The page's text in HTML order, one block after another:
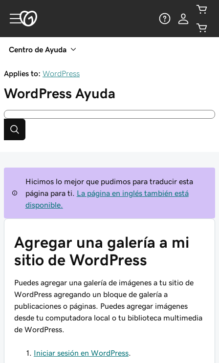
Centro de Ayuda
Applies to: WordPress
WordPress Ayuda
Hicimos lo mejor que pudimos para traducir esta
página para ti.
La página en inglés también está
disponible.
Agregar una galería a mi
sitio de WordPress
Puedes agregar una galería de imágenes a tu sitio de
WordPress agregando un bloque de galería a
publicaciones o páginas. Puedes agregar imágenes
desde tu computadora local o tu biblioteca multimedia
de WordPress.
Iniciar sesión en WordPress